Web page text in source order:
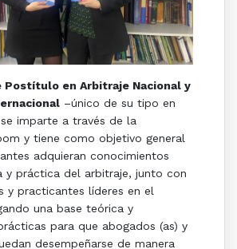
Postítulo en Arbitraje Nacional y
–único de su tipo en
imparte a través de la
y tiene como objetivo general
adquieran conocimientos
y práctica del arbitraje, junto con
y practicantes líderes en el
una base teórica y
para que abogados (as) y
desempeñarse de manera